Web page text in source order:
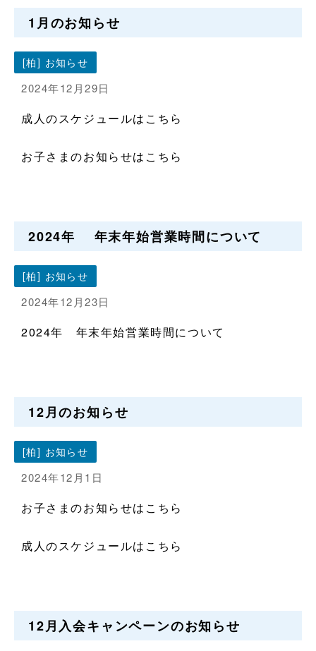
1月のお知らせ
[柏] お知らせ
2024年12月29日
成人のスケジュールはこちら
お子さまのお知らせはこちら
2024年 年末年始営業時間について
[柏] お知らせ
2024年12月23日
2024年 年末年始営業時間について
12月のお知らせ
[柏] お知らせ
2024年12月1日
お子さまのお知らせはこちら
成人のスケジュールはこちら
12月入会キャンペーンのお知らせ